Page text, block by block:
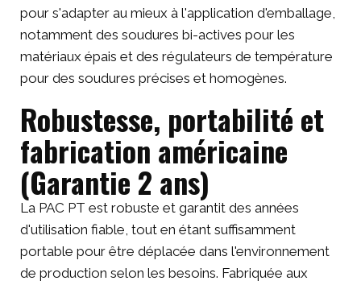
pour s'adapter au mieux à l'application d'emballage,
notamment des soudures bi-actives pour les
matériaux épais et des régulateurs de température
pour des soudures précises et homogènes.
Robustesse, portabilité et
fabrication américaine
(Garantie 2 ans)
La PAC PT est robuste et garantit des années
d'utilisation fiable, tout en étant suffisamment
portable pour être déplacée dans l'environnement
de production selon les besoins. Fabriquée aux